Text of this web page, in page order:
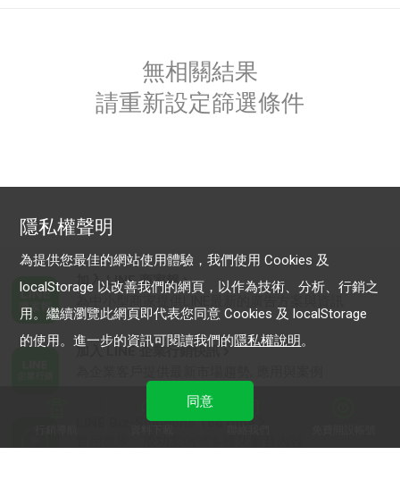
無相關結果
請重新設定篩選條件
加入 LINE 商家報
加入 LINE 企業行銷快訊
LINE Biz-Solutions YouTube
隱私權聲明
為提供您最佳的網站使用體驗，我們使用 Cookies 及
localStorage 以改善我們的網頁，以作為技術、分析、行銷之
用。繼續瀏覽此網頁即代表您同意 Cookies 及 localStorage
的使用。進一步的資訊可閱讀我們的隱私權說明。
同意